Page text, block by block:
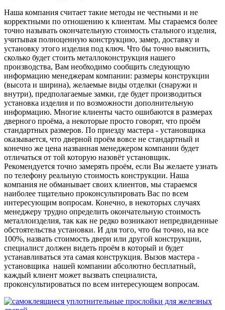
Наша компания считает такие методы не честными и не
корректными по отношению к клиентам. Мы стараемся более
точно называть окончательную стоимость стального изделия,
учитывая полноценную конструкцию, замер, доставку и
установку этого изделия под ключ. Что бы точно выяснить,
сколько будет стоить металлоконструкция нашего
производства, Вам необходимо сообщить следующую
информацию менеджерам компании: размеры конструкции
(высота и ширина), желаемые виды отделки (снаружи и
внутри), предполагаемые замки, где будет производиться
установка изделия и по возможности дополнительную
информацию. Многие клиенты часто ошибаются в размерах
дверного проёма, а некоторые просто говорят, что проём
стандартных размеров. По приезду мастера - установщика
оказывается, что дверной проём вовсе не стандартный и
конечно же цена названная менеджером компании будет
отличаться от той которую назовёт установщик.
Рекомендуется точно замерять проём, если Вы желаете узнать
по телефону реальную стоимость конструкции. Наша
компания не обманывает своих клиентов, мы стараемся
наиболее тщательно проконсультировать Вас по всем
интересующим вопросам. Конечно, в некоторых случаях
менеджеру трудно определить окончательную стоимость
металлоизделия, так как не редко возникают непредвиденные
обстоятельства установки. И для того, что бы точно, на все
100%, назвать стоимость двери или другой конструкции,
специалист должен видеть проём в который и будет
устанавливаться эта самая конструкция. Вызов мастера -
установщика нашей компании абсолютно бесплатный,
каждый клиент может вызвать специалиста,
проконсультироваться по всем интересующем вопросам.